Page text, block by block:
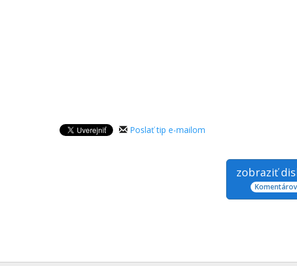
Poslať tip e-mailom
zobraziť